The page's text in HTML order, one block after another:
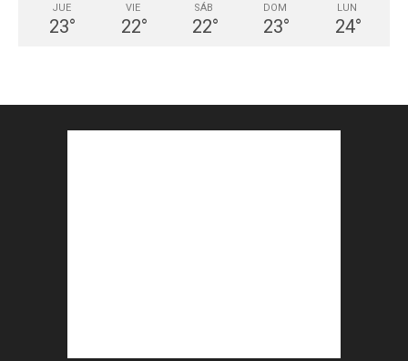
JUE
23°
VIE
22°
SÁB
22°
DOM
23°
LUN
24°